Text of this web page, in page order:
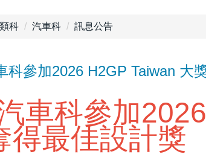
科 汽車科 訊息公告
科參加2026 H2GP Taiwan 大
車科參加
得最佳設計獎